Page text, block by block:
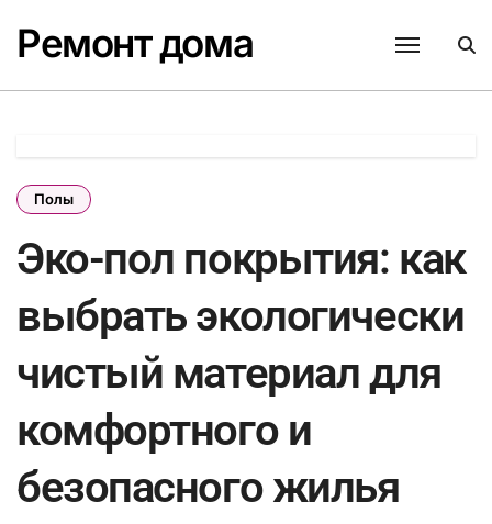
содержанию
Ремонт дома
Полы
Эко-пол покрытия: как
выбрать экологически
чистый материал для
комфортного и
безопасного жилья